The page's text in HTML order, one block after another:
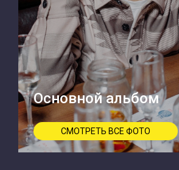
Основной альбом
СМОТРЕТЬ ВСЕ ФОТО